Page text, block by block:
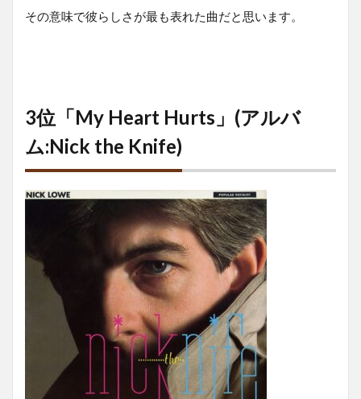
その意味で彼らしさが最も表れた曲だと思います。
3位「My Heart Hurts」(アルバ
ム:Nick the Knife)